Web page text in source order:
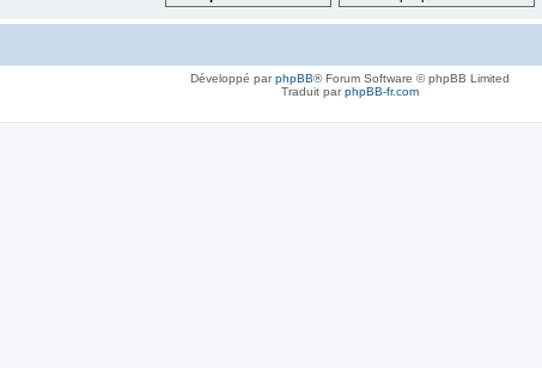
Développé parphpBB® Forum Software © phpBB Limited
Traduit parphpBB-fr.com